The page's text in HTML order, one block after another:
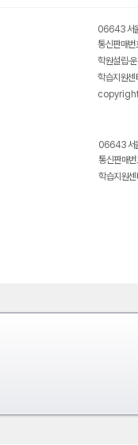
06643 서
통신판매
학원설립·
학습지원
06643 서
통신판매
학습지원